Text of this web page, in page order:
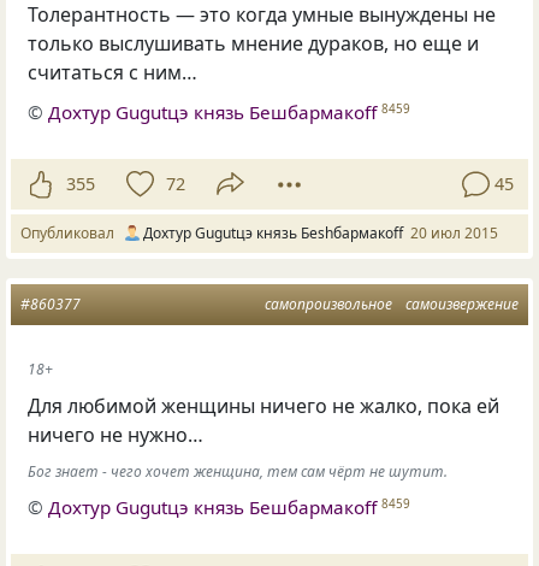
Толерантность — это когда умные вынуждены не
только выслушивать мнение дураков, но еще и
считаться с ним…
© Дохтур Gugutцэ князь Бешбармакоff 8459
355 72 45
Опубликовал Дохтур Gugutцэ князь Беshбармакоff 20 июл 2015
самопроизвольное самоизвержение
#860377
18+
Для любимой женщины ничего не жалко, пока ей
ничего не нужно…
Бог знает - чего хочет женщина, тем сам чёрт не шутит.
©Дохтур Gugutцэ князь Бешбармакоff 8459